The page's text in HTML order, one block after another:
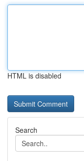
HTML is disabled
Search